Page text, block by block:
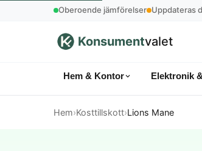
Oberoende jämförelser Uppdateras
Konsumentvalet
Hem & Kontor Elektronik
Hem›Kosttillskott›Lions Mane